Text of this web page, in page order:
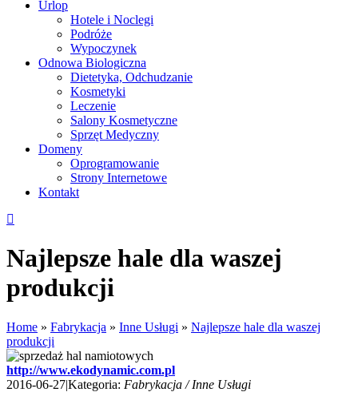
Urlop
Hotele i Noclegi
Podróże
Wypoczynek
Odnowa Biologiczna
Dietetyka, Odchudzanie
Kosmetyki
Leczenie
Salony Kosmetyczne
Sprzęt Medyczny
Domeny
Oprogramowanie
Strony Internetowe
Kontakt
Najlepsze hale dla waszej
produkcji
Home » Fabrykacja » Inne Usługi » Najlepsze hale dla waszej
produkcji
http://www.ekodynamic.com.pl
2016-06-27|Kategoria: Fabrykacja / Inne Usługi